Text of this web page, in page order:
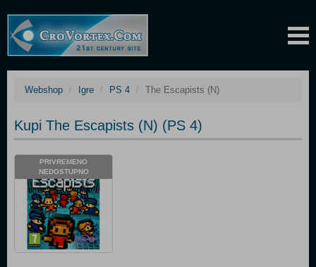
Webshop Igre PS 4 The Escapists (N)
Kupi The Escapists (N) (PS 4)
PRIVREMENO
NEDOSTUPNO